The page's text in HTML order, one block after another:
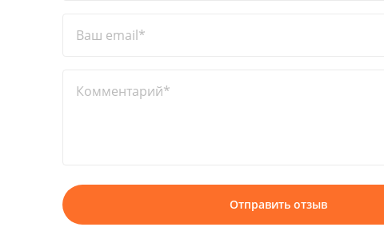
Ваш email*
Комментарий*
Отправить отзыв